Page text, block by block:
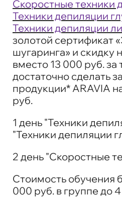
Скоростные техники
Техники депиляции
Техники депиляции
золотой сертификат
шугаринга» и скидку
вместо 13 000 руб. за
достаточно сделать
продукции* ARAVIA
руб.
1 день "Техники
"Техники депиляции
2 день "Скоростные
Стоимость обучения
000 руб. в группе до